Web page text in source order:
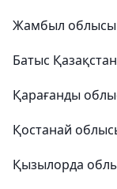
Жамбыл
Батыс
Қарағанды
Қостанай
Қызылорда